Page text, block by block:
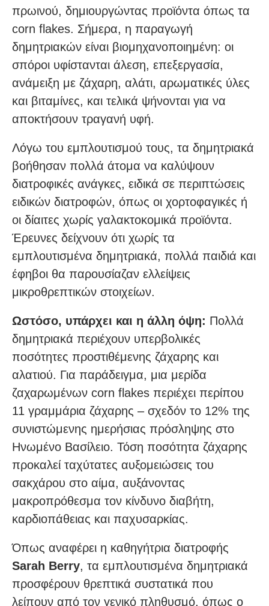
πρωινού, δημιουργώντας προϊόντα όπως τα
corn flakes. Σήμερα, η παραγωγή
δημητριακών είναι βιομηχανοποιημένη: οι
σπόροι υφίστανται άλεση, επεξεργασία,
ανάμειξη με ζάχαρη, αλάτι, αρωματικές ύλες
και βιταμίνες, και τελικά ψήνονται για να
αποκτήσουν τραγανή υφή.
Λόγω του εμπλουτισμού τους, τα δημητριακά
βοήθησαν πολλά άτομα να καλύψουν
διατροφικές ανάγκες, ειδικά σε περιπτώσεις
ειδικών διατροφών, όπως οι χορτοφαγικές ή
οι δίαιτες χωρίς γαλακτοκομικά προϊόντα.
Έρευνες δείχνουν ότι χωρίς τα
εμπλουτισμένα δημητριακά, πολλά παιδιά και
έφηβοι θα παρουσίαζαν ελλείψεις
μικροθρεπτικών στοιχείων.
Ωστόσο, υπάρχει και η άλλη όψη: Πολλά
δημητριακά περιέχουν υπερβολικές
ποσότητες προστιθέμενης ζάχαρης και
αλατιού. Για παράδειγμα, μια μερίδα
ζαχαρωμένων corn flakes περιέχει περίπου
11 γραμμάρια ζάχαρης – σχεδόν το 12% της
συνιστώμενης ημερήσιας πρόσληψης στο
Ηνωμένο Βασίλειο. Τόση ποσότητα ζάχαρης
προκαλεί ταχύτατες αυξομειώσεις του
σακχάρου στο αίμα, αυξάνοντας
μακροπρόθεσμα τον κίνδυνο διαβήτη,
καρδιοπάθειας και παχυσαρκίας.
Όπως αναφέρει η καθηγήτρια διατροφής
Sarah Berry, τα εμπλουτισμένα δημητριακά
προσφέρουν θρεπτικά συστατικά που
λείπουν από τον γενικό πληθυσμό, όπως ο